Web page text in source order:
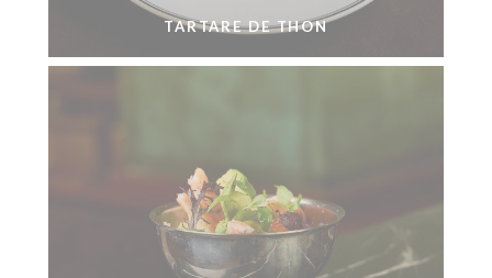
TARTARE DE THON